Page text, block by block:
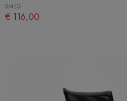
SMEG
€ 116,00